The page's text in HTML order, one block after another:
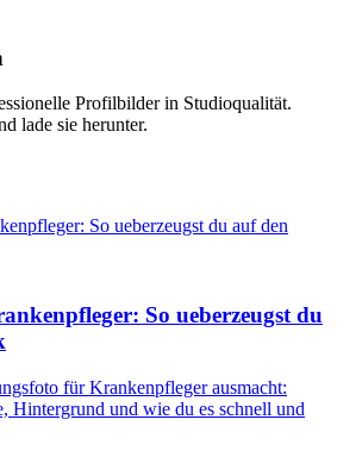
Profilbilder in Studioqualität.
lade sie herunter.
So ueberzeugst du
für Krankenpfleger ausmacht:
Hintergrund und wie du es schnell und